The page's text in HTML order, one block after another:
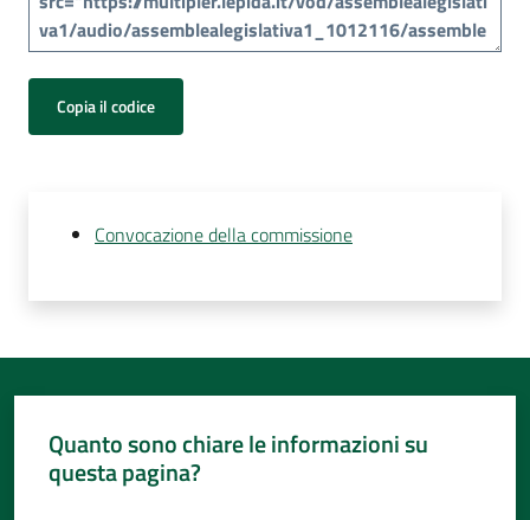
Copia il codice
Convocazione della commissione
Quanto sono chiare le informazioni su
questa pagina?